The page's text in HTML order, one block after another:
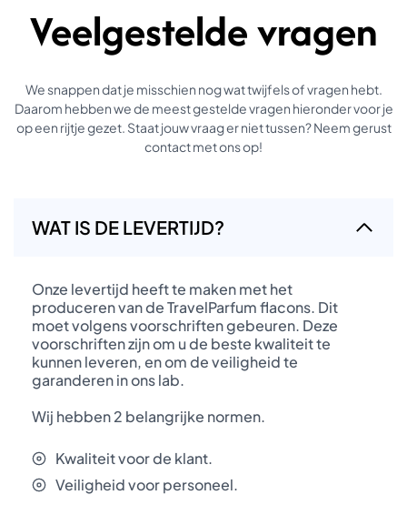
Veelgestelde vragen
We snappen dat je misschien nog wat twijfels of vragen hebt.
Daarom hebben we de meest gestelde vragen hieronder voor je
op een rijtje gezet. Staat jouw vraag er niet tussen? Neem gerust
contact met ons op!
WAT IS DE LEVERTIJD?
Onze levertijd heeft te maken met het
produceren van de TravelParfum flacons. Dit
moet volgens voorschriften gebeuren. Deze
voorschriften zijn om u de beste kwaliteit te
kunnen leveren, en om de veiligheid te
garanderen in ons lab.
Wij hebben 2 belangrijke normen.
Kwaliteit voor de klant.
Veiligheid voor personeel.